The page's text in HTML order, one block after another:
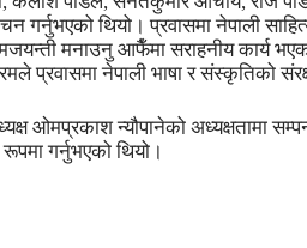
थियो। प्रवासमा नेपाली
मनाउनु आफैँमा सराहनीय कार्य
प्रवासमा नेपाली भाषा र संस्कृतिको
ओमप्रकाश न्यौपानेको अध्यक्षतामा
गर्नुभएको थियो।